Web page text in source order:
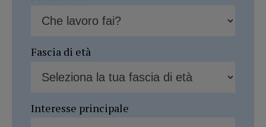
Fascia di età
Interesse principale